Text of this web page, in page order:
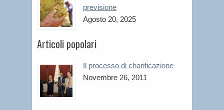
previsione
Agosto 20, 2025
Articoli popolari
Il processo di charificazione
Novembre 26, 2011